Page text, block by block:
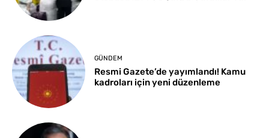
GÜNDEM
Resmi Gazete’de yayımlandı! Kamu
kadroları için yeni düzenleme